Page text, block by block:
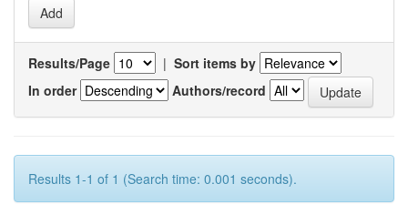
Results/Page | Sort items by
In order
Authors/record
Results 1-1 of 1 (Search time: 0.001 seconds).